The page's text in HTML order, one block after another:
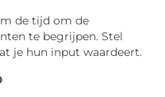
de tijd om de
te begrijpen. Stel
je hun input waardeert.